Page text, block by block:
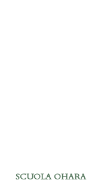
SCUOLA OHARA